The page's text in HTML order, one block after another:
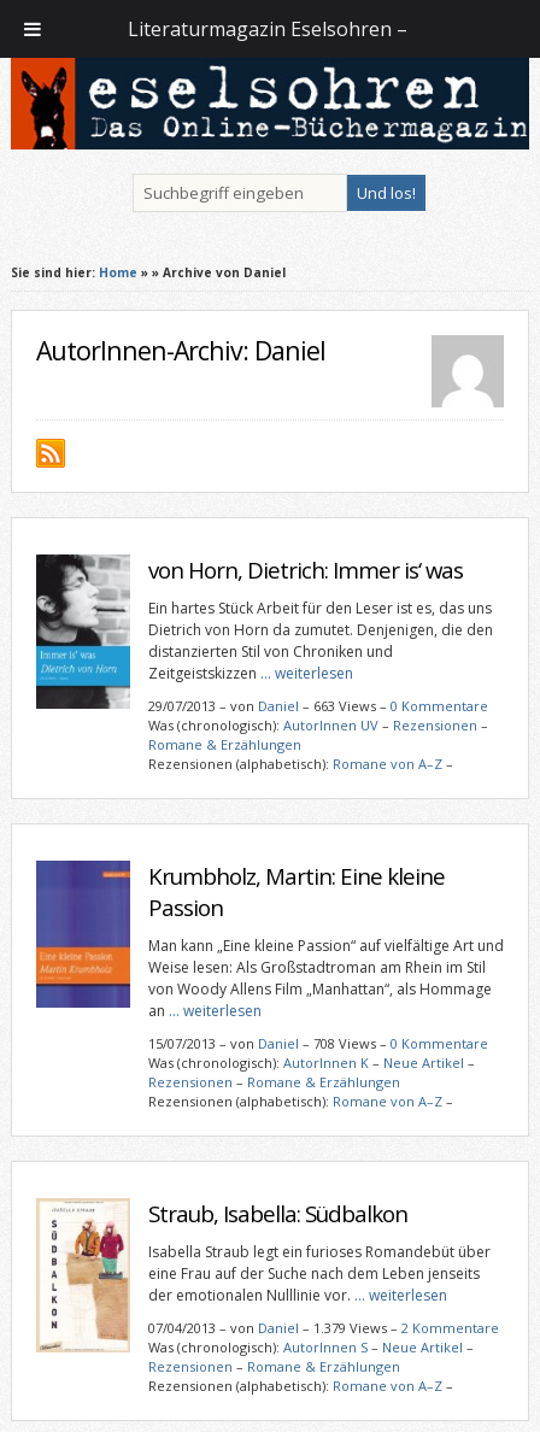
Sie sind hier: Home » » Archive von Daniel
AutorInnen-Archiv: Daniel
von Horn, Dietrich: Immer is‘ was
Ein hartes Stück Arbeit für den Leser ist es, das uns
Dietrich von Horn da zumutet. Denjenigen, die den
distanzierten Stil von Chroniken und
Zeitgeistskizzen … weiterlesen
29/07/2013 – von Daniel – 663 Views – 0 Kommentare
Was (chronologisch): AutorInnen UV– Rezensionen –
Romane & Erzählungen
Rezensionen (alphabetisch): Romane von A–Z–
Krumbholz, Martin: Eine kleine
Passion
Man kann „Eine kleine Passion“ auf vielfältige Art und
Weise lesen: Als Großstadtroman am Rhein im Stil
von Woody Allens Film „Manhattan“, als Hommage
an … weiterlesen
15/07/2013 – von Daniel – 708 Views – 0 Kommentare
Was (chronologisch): AutorInnen K– Neue Artikel –
Rezensionen – Romane & Erzählungen
Rezensionen (alphabetisch): Romane von A–Z–
Straub, Isabella: Südbalkon
Isabella Straub legt ein furioses Romandebüt über
eine Frau auf der Suche nach dem Leben jenseits
der emotionalen Nulllinie vor. … weiterlesen
07/04/2013 – von Daniel – 1.379 Views – 2 Kommentare
Was (chronologisch): AutorInnen S– Neue Artikel –
Rezensionen – Romane & Erzählungen
Rezensionen (alphabetisch): Romane von A–Z–
Literaturmagazin Eselsohren –